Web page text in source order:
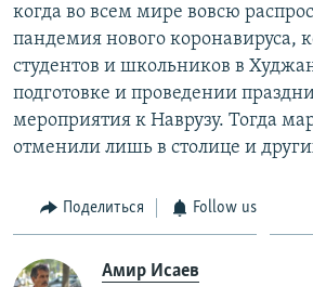
когда во всем мире вовсю
пандемия нового коронавируса,
студентов и школьников в
подготовке и проведении
мероприятия к Наврузу. Тогда
отменили лишь в столице и
Поделиться Follow us
Амир Исаев